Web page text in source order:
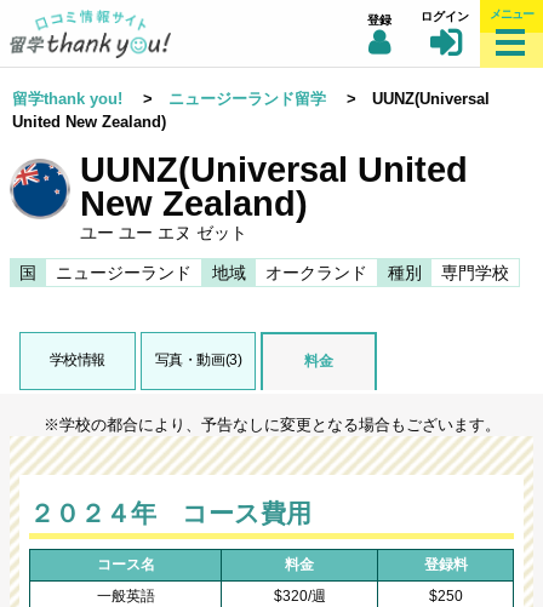
登録 ログイン メニュー
留学thank you! > ニュージーランド留学 > UUNZ(Universal
United New Zealand)
UUNZ(Universal United
New Zealand)
ユー ユー エヌ ゼット
国 ニュージーランド 地域 オークランド 種別 専門学校
学校情報 写真・動画(3) 料金
※学校の都合により、予告なしに変更となる場合もございます。
２０２４年 コース費用
コース名 料金
登録料
一般英語
$320/週 $250